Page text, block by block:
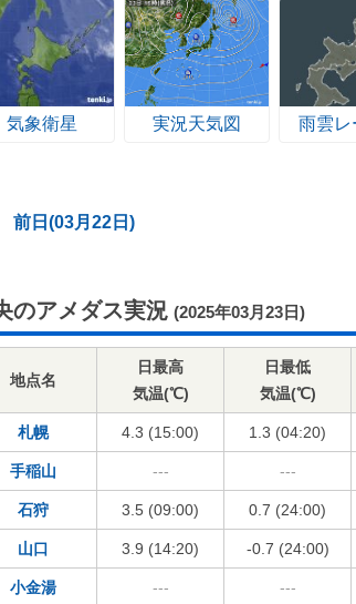
気象衛星 実況天気図 雨雲レ
前日(03月22日)
のアメダス実況 (2025年03月23日)
地点名
日最高
気温(℃)
日最低
気温(℃)
札幌 4.3 (15:00) 1.3 (04:20)
手稲山 --- ---
石狩 3.5 (09:00) 0.7 (24:00)
山口 3.9 (14:20) -0.7 (24:00)
小金湯 --- ---